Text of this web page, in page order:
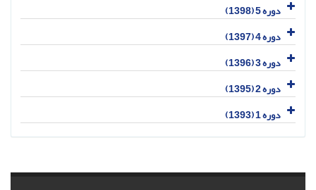
دوره 5 (1398)
دوره 4 (1397)
دوره 3 (1396)
دوره 2 (1395)
دوره 1 (1393)